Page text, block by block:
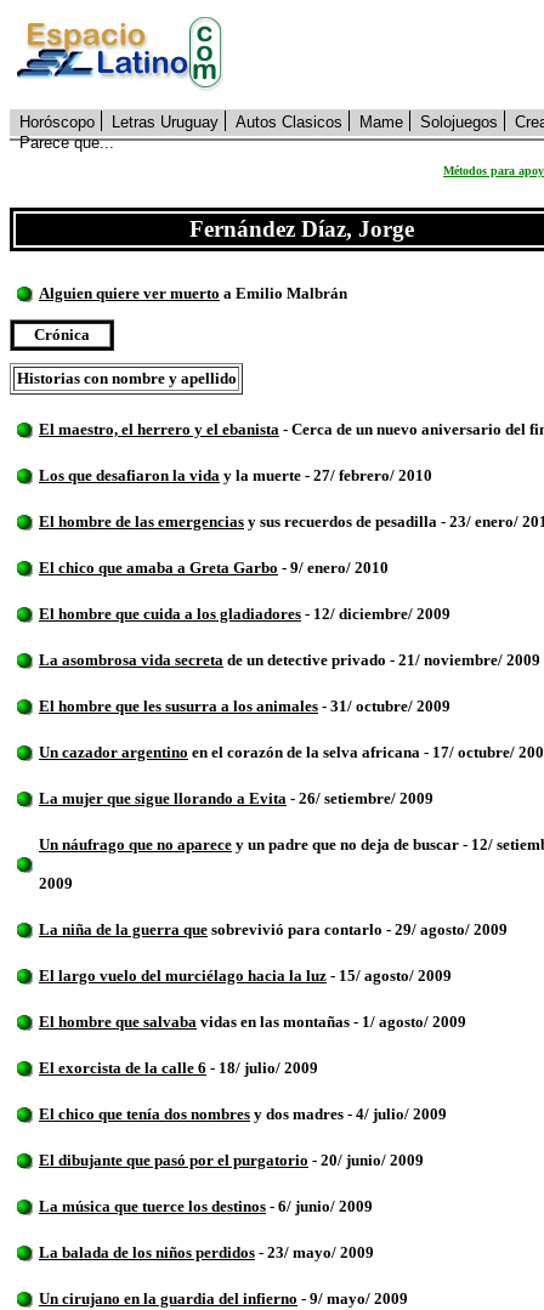
Horóscopo Letras Uruguay Autos Clasicos Mame Solojuegos
Parece que...
Métodos para
Fernández Díaz, Jorge
Alguien quiere ver muerto a Emilio Malbrán
Crónica
Historias con nombre y apellido
El maestro, el herrero y el ebanista - Cerca de un nuevo aniversario del
Los que desafiaron la vida y la muerte - 27/ febrero/ 2010
El hombre de las emergencias y sus recuerdos de pesadilla - 23/ enero/
El chico que amaba a Greta Garbo - 9/ enero/ 2010
El hombre que cuida a los gladiadores - 12/ diciembre/ 2009
La asombrosa vida secreta de un detective privado - 21/ noviembre/ 2009
El hombre que les susurra a los animales - 31/ octubre/ 2009
Un cazador argentino en el corazón de la selva africana - 17/ octubre/
La mujer que sigue llorando a Evita - 26/ setiembre/ 2009
Un náufrago que no aparece y un padre que no deja de buscar - 12/
2009
La niña de la guerra que sobrevivió para contarlo - 29/ agosto/ 2009
El largo vuelo del murciélago hacia la luz - 15/ agosto/ 2009
El hombre que salvaba vidas en las montañas - 1/ agosto/ 2009
El exorcista de la calle 6 - 18/ julio/ 2009
El chico que tenía dos nombres y dos madres - 4/ julio/ 2009
El dibujante que pasó por el purgatorio - 20/ junio/ 2009
La música que tuerce los destinos - 6/ junio/ 2009
La balada de los niños perdidos - 23/ mayo/ 2009
Un cirujano en la guardia del infierno - 9/ mayo/ 2009